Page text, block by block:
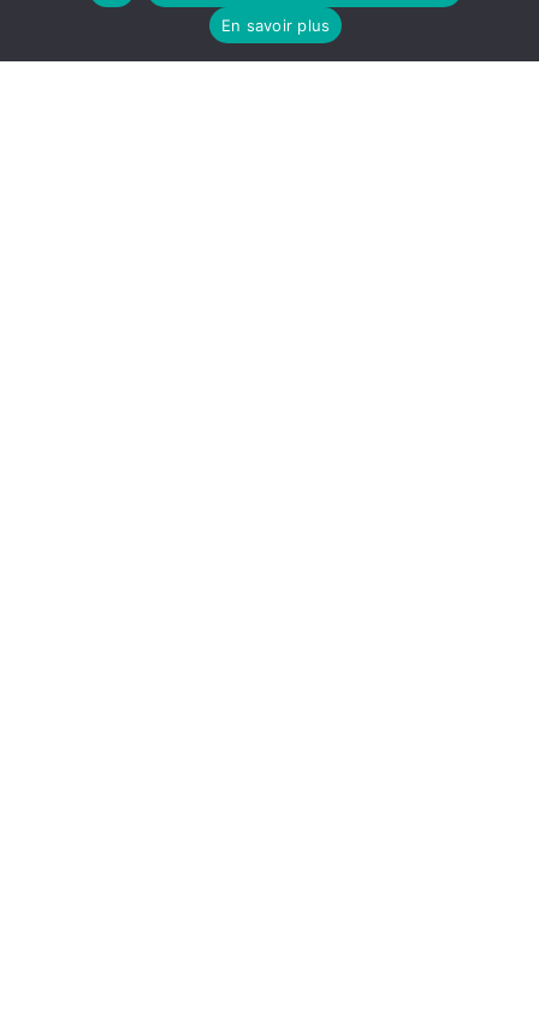
CORE ACTRIS-FR
En savoir plus